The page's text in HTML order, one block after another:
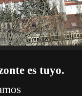
es tuyo.